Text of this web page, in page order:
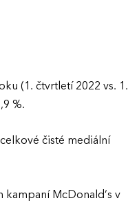
(1. čtvrtletí 2022 vs. 1.
%.
čisté mediální
McDonald‘s v